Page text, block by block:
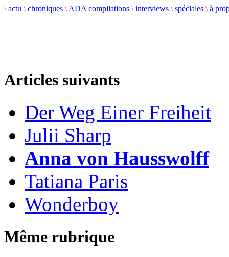
\ actu \ chroniques \ ADA compilations \ interviews \ spéciales \ à
Articles suivants
Der Weg Einer Freiheit
Julii Sharp
Anna von Hausswolff
Tatiana Paris
Wonderboy
Même rubrique